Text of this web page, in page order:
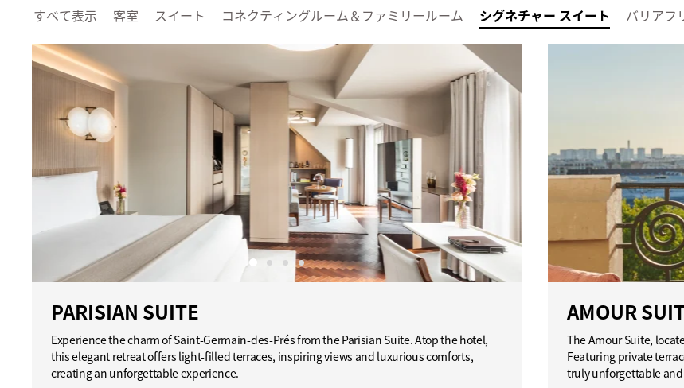
すべて表示 客室 スイート コネクティングルーム＆ファミリールーム シグネチャー スイート バリアフ
PARISIAN SUITE
Experience the charm of Saint-Germain-des-Prés from the Parisian Suite. Atop the hotel,
this elegant retreat offers light-filled terraces, inspiring views and luxurious comforts,
creating an unforgettable experience.
AMOUR
The Amour Suite,
Featuring private
truly unforgettable